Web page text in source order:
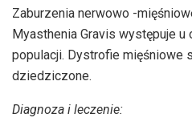
Zaburzenia nerwowo -
Myasthenia Gravis występuje u
populacji. Dystrofie mięśniowe
dziedziczone.
Diagnoza i leczenie: